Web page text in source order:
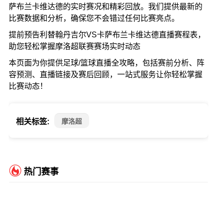
萨布兰卡维达德的实时赛况和精彩回放。我们提供最新的
比赛数据和分析，确保您不会错过任何比赛亮点。
提前预告利替翰丹吉尔VS卡萨布兰卡维达德直播赛程表，
助您轻松掌握摩洛超联赛赛场实时动态
本页面为你提供足球/篮球直播全攻略，包括赛前分析、阵
容预测、直播链接及赛后回顾，一站式服务让你轻松掌握
比赛动态！
相关标签: 摩洛超
热门赛事